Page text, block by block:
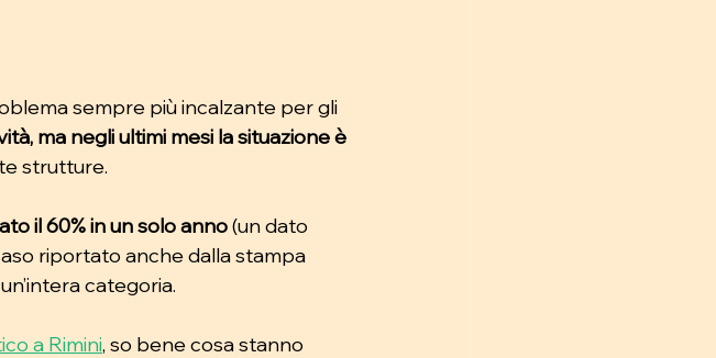
sempre più incalzante per gli
ma negli ultimi mesi la situazione è
strutture.
il 60% in un solo anno (un dato
riportato anche dalla stampa
categoria.
a Rimini, so bene cosa stanno